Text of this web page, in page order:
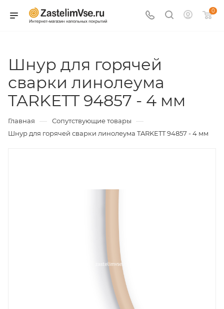
0
Шнур для горячей
сварки линолеума
TARKETT 94857 - 4 мм
Главная — Сопутствующие товары —
Шнур для горячей сварки линолеума TARKETT 94857 - 4 мм